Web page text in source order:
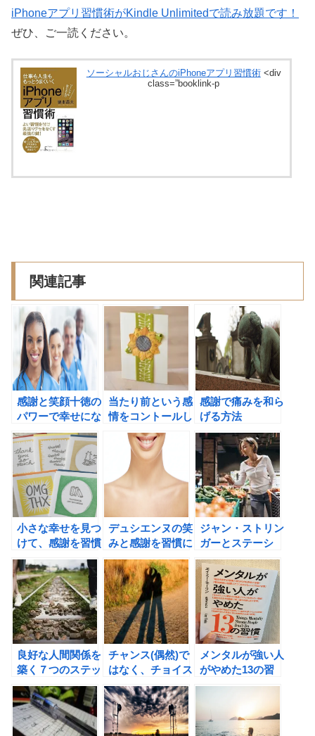
iPhoneアプリ習慣術がKindle Unlimitedで読み放題です！
ぜひ、ご一読ください。
ソーシャルおじさんのiPhoneアプリ習慣術<div
class=”booklink-p
関連記事
感謝と笑顔十徳の
パワーで幸せにな
ろう！
当たり前という感
情をコントールし
て、感謝にフォー
カスしよう！
感謝で痛みを和ら
げる方法
小さな幸せを見つ
けて、感謝を習慣
化しよう！
デュシエンヌの笑
みと感謝を習慣に
しよう！
ジャン・ストリン
ガーとステーシ
ー・ホールの顧客
は追いかけるな！
―48時間で顧客
が集まるシンクロ
ニシティの法則の
書評
良好な人間関係を
築く７つのステッ
プ。ジョン・C.マ
クスウェルのNO
LIMITS 「できる
人」は限界をつく
チャンス(偶然)で
はなく、チョイス
(選択)が運命を決
める！
メンタルが強い人
がやめた13の習
慣（エイミー・モ